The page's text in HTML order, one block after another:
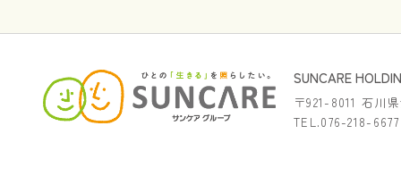
SUNCARE
〒921-8011 石川
TEL.076-218-